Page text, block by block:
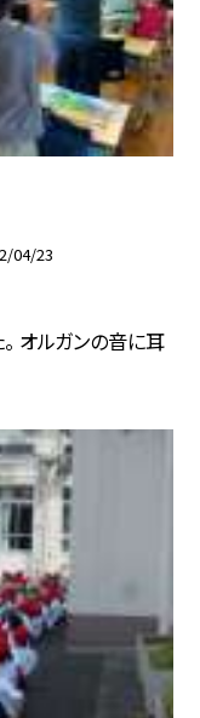
04/23
オルガンの音に耳